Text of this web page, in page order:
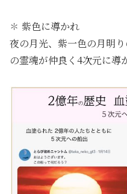
✽ 紫色に導かれ
夜の月光、紫一色の月明
の霊魂が仲良く4次元に導